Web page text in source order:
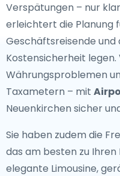
Verspätungen – nur
erleichtert die Planung
Geschäftsreisende und
Kostensicherheit legen.
Währungsproblemen
Taxametern – mit
Neuenkirchen sicher
Sie haben zudem die
das am besten zu
elegante Limousine,